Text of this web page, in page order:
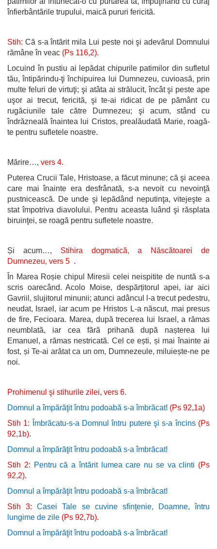
înfierbântările trupului, maică pururi fericită.
Stih: Că s-a întărit mila Lui peste noi şi adevărul Domnului
rămâne în veac (Ps 116,2).
Locuind în pustiu ai lepădat chipurile patimilor din sufletul
tău, întipărindu-ţi închipuirea lui Dumnezeu, cuvioasă, prin
multe feluri de virtuţi; şi atâta ai strălucit, încât şi peste ape
uşor ai trecut, fericită, şi te-ai ridicat de pe pământ cu
rugăciunile tale către Dumnezeu; şi acum, stând cu
îndrăzneală înaintea lui Cristos, prealăudată Marie, roagă-
te pentru sufletele noastre.
Mărire…, vers 4.
Puterea Crucii Tale, Hristoase, a făcut minune; că şi aceea
care mai înainte era desfrânată, s-a nevoit cu nevoinţă
pustnicească. De unde şi lepădând neputinţa, vitejeşte a
stat împotriva diavolului. Pentru aceasta luând şi răsplata
biruinţei, se roagă pentru sufletele noastre.
Și acum…, Stihira dogmatică,
a Născătoarei de
Dumnezeu, vers 5 .
În Marea Roșie chipul Miresii celei neispitite de nuntă s-a
scris oarecând. Acolo Moise, despărțitorul apei, iar aici
Gavriil, slujitorul minunii; atunci adâncul l-a trecut pedestru,
neudat, Israel, iar acum pe Hristos L-a născut, mai presus
de fire, Fecioara. Marea, după trecerea lui Israel, a rămas
neumblată, iar cea fără prihană după nașterea lui
Emanuel, a rămas nestricată. Cel ce ești, și mai înainte ai
fost, și Te-ai arătat ca un om, Dumnezeule, miluiește-ne pe
noi.
Prohimenul şi stihurile zilei, vers 6.
Domnul a împărăţit întru podoabă s-a îmbrăcat! (Ps 92,1a)
Stih 1:
Îmbrăcatu-s-a Domnul întru putere şi s-a încins (Ps
92,1b).
Domnul a împărăţit întru podoabă s-a îmbrăcat!
Stih 2: Pentru că a întărit lumea care nu se va clinti (Ps
92,2).
Domnul a împărăţit întru podoabă s-a îmbrăcat!
Stih 3:
Casei Tale se cuvine sfinţenie, Doamne, întru
lungime de zile (Ps 92,7b).
Domnul a împărăţit întru podoabă s-a îmbrăcat!